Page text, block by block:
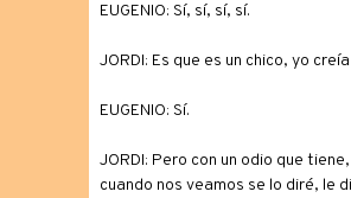
EUGENIO: Sí, sí, sí, sí.
JORDI: Es que es un chico, yo
EUGENIO: Sí.
JORDI: Pero con un odio que
cuando nos veamos se lo diré, le